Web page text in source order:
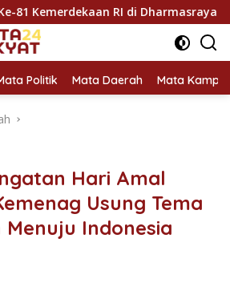
RI di Dharmasraya
Politik Mata Daerah Mata
Hari Amal
Usung Tema
Indonesia